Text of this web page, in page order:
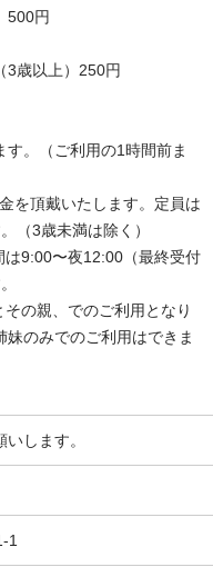
500円
3歳以上）250円
。（ご利用の1時間前ま
を頂戴いたします。定員は
（3歳未満は除く）
9:00〜夜12:00（最終受付
の親、でのご利用となり
妹のみでのご利用はできま
します。
1